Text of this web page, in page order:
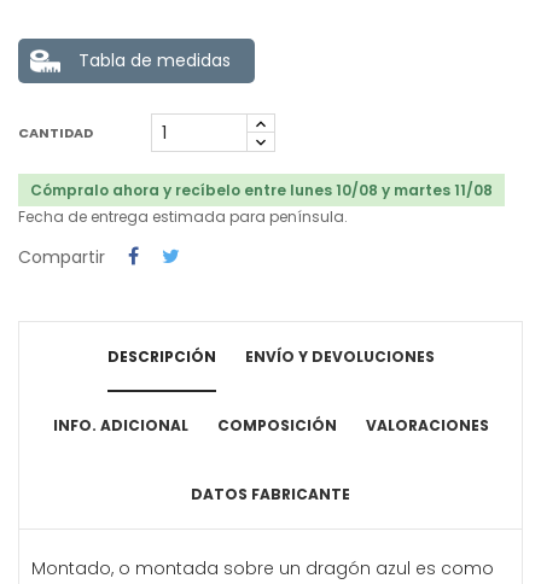
Tabla de medidas
CANTIDAD
Cómpralo ahora y recíbelo entre lunes 10/08 y martes 11/08
Fecha de entrega estimada para península.
Compartir
DESCRIPCIÓN ENVÍO Y DEVOLUCIONES
INFO. ADICIONAL COMPOSICIÓN VALORACIONES
DATOS FABRICANTE
Montado, o montada sobre un dragón azul es como